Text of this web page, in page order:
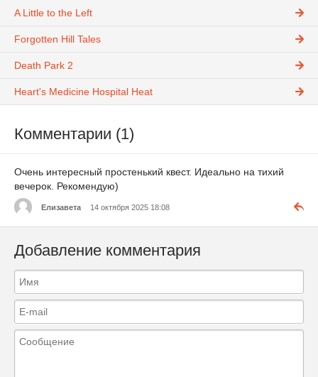
A Little to the Left
Forgotten Hill Tales
Death Park 2
Heart's Medicine Hospital Heat
Комментарии (1)
Очень интересный простенький квест. Идеально на тихий
вечерок. Рекомендую)
Елизавета 14 октября 2025 18:08
Добавление комментария